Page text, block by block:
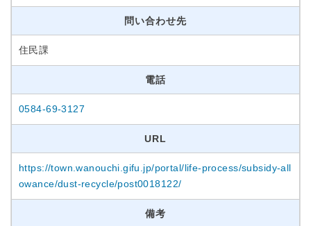
問い合わせ先
住民課
電話
0584-69-3127
URL
https://town.wanouchi.gifu.jp/portal/life-process/subsidy-all
owance/dust-recycle/post0018122/
備考